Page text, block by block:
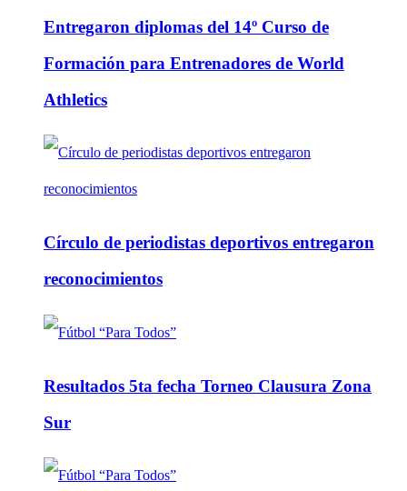
Entregaron diplomas del 14º Curso de
Formación para Entrenadores de World
Athletics
Círculo de periodistas deportivos entregaron
reconocimientos
Resultados 5ta fecha Torneo Clausura Zona
Sur